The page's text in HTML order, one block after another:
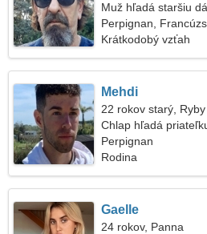
Muž hľadá staršiu
Perpignan,
Krátkodobý vzťah
Mehdi
22 rokov starý, Ryby
Chlap hľadá
Perpignan
Rodina
Gaelle
24 rokov, Panna